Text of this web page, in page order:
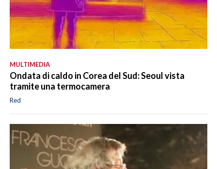
MULTIMEDIA
Ondata di caldo in Corea del Sud: Seoul vista
tramite una termocamera
Red